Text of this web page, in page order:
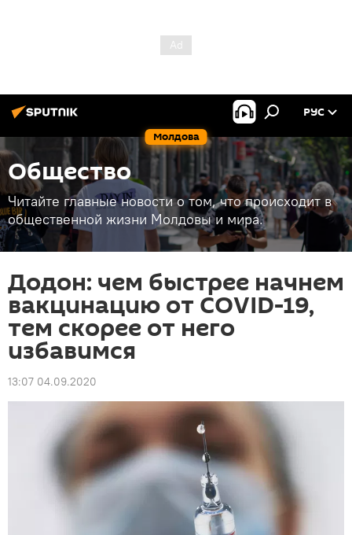
Молдова
РУС
Общество
Читайте главные новости о том, что происходит в
общественной жизни Молдовы и мира.
Додон: чем быстрее начнем
вакцинацию от COVID-19,
тем скорее от него
избавимся
13:07 04.09.2020